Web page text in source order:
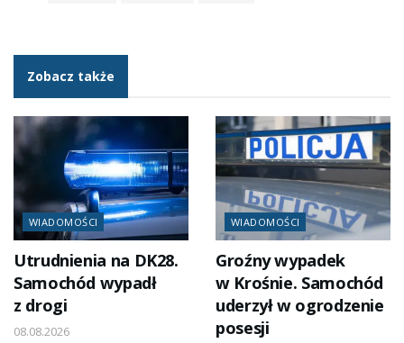
Zobacz także
WIADOMOŚCI
Utrudnienia na DK28.
Samochód wypadł
z drogi
08.08.2026
WIADOMOŚCI
Groźny wypadek
w Krośnie. Samochód
uderzył w ogrodzenie
posesji